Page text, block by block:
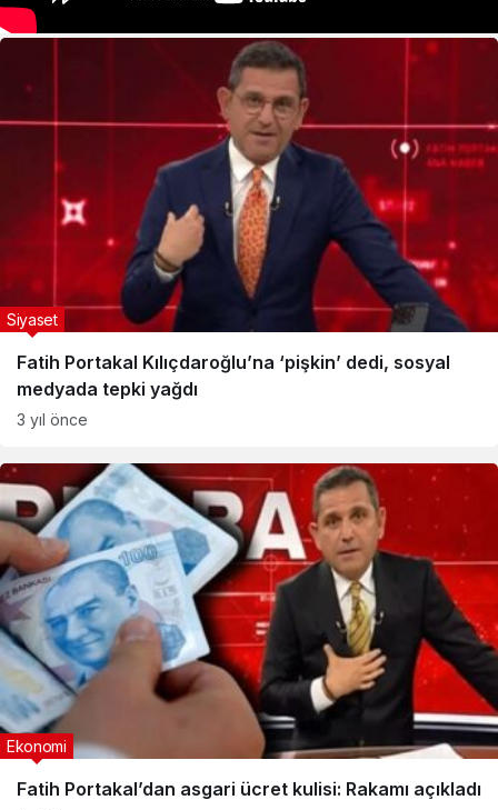
Fatih Portakal Kılıçdaroğlu’na ‘pişkin’ dedi, sosyal
medyada tepki yağdı
Siyaset
3 yıl önce
Fatih Portakal’dan asgari ücret kulisi: Rakamı açıkladı
Ekonomi